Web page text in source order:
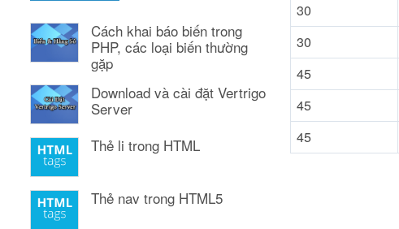
Cách khai báo biến trong
PHP, các loại biến thường
gặp
Download và cài đặt Vertrigo
Server
Thẻ li trong HTML
Thẻ nav trong HTML5
30
30
45
45
45